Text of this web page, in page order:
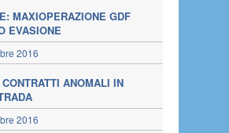
MAXIOPERAZIONE GDF
EVASIONE
2016
ANOMALI IN
2016